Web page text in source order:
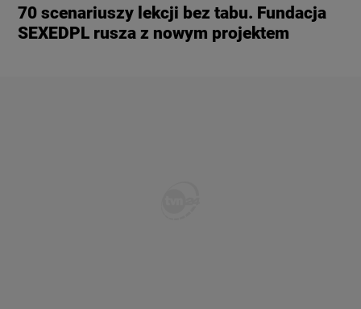
70 scenariuszy lekcji bez tabu. Fundacja
SEXEDPL rusza z nowym projektem